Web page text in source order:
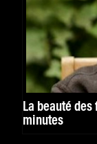
La beauté
minutes